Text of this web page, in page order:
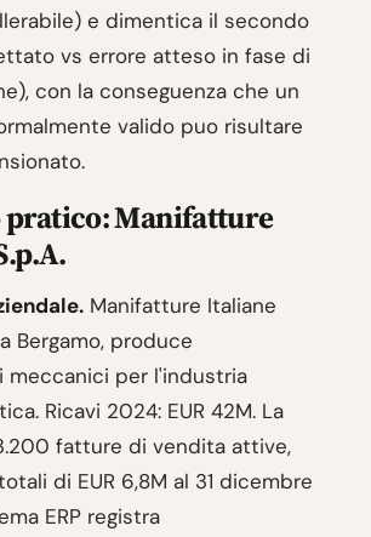
e dimentica il secondo
vs errore atteso in fase di
con la conseguenza che un
valido puo risultare
pratico: Manifatture
Manifatture Italiane
Bergamo, produce
meccanici per l'industria
Ricavi 2024: EUR 42M. La
fatture di vendita attive,
di EUR 6,8M al 31 dicembre
ERP registra